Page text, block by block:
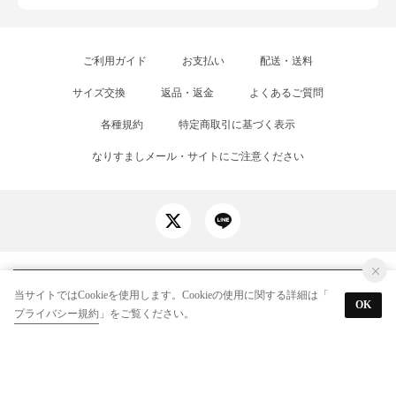
ご利用ガイド お支払い 配送・送料
サイズ交換 返品・返金 よくあるご質問
各種規約 特定商取引に基づく表示
なりすましメール・サイトにご注意ください
ブランドのファッションアイテムをリーズナブルな価格で多数取り揃えていま
す。即日出荷・サイズ交換無料・送料全額ポイント還元（注文金額8,000円以
当サイトではCookieを使用します。Cookieの使用に関する詳細は「
プライバシー規約 」をご覧ください。
OK